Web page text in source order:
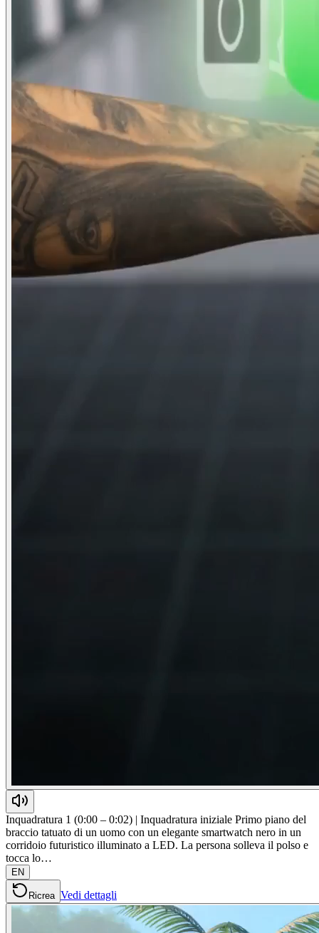
Inquadratura 1 (0:00 – 0:02) | Inquadratura iniziale Primo piano del
braccio tatuato di un uomo con un elegante smartwatch nero in un
corridoio futuristico illuminato a LED. La persona solleva il polso e
tocca lo…
EN
Ricrea Vedi dettagli